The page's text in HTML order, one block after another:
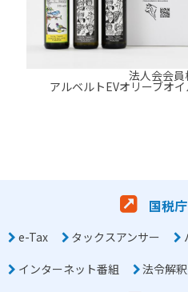
法人会会員
アルベルトEVオリーブオ
国税
e-Tax タックスアンサー
インターネット番組
法令解